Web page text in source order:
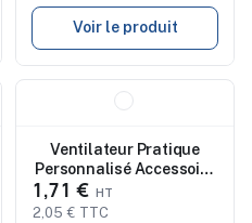
Voir le produit
Ventilateur Pratique
Personnalisé Accessoire
Publicitaire Sartor
1,71 €
2,05 € TTC